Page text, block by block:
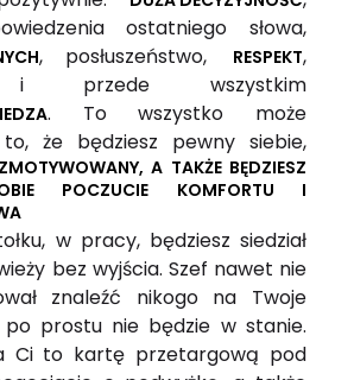
ostatniego słowa,
, posłuszeństwo, RESPEKT,
i przede wszystkim
. To wszystko może
że będziesz pewny siebie,
A TAKŻE BĘDZIESZ
POCZUCIE KOMFORTU I
w pracy, będziesz siedział
bez wyjścia. Szef nawet nie
znaleźć nikogo na Twoje
po prostu nie będzie w stanie.
Ci to kartę przetargową pod